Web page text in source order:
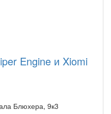
Engine и Xiomi
Блюхера, 9к3